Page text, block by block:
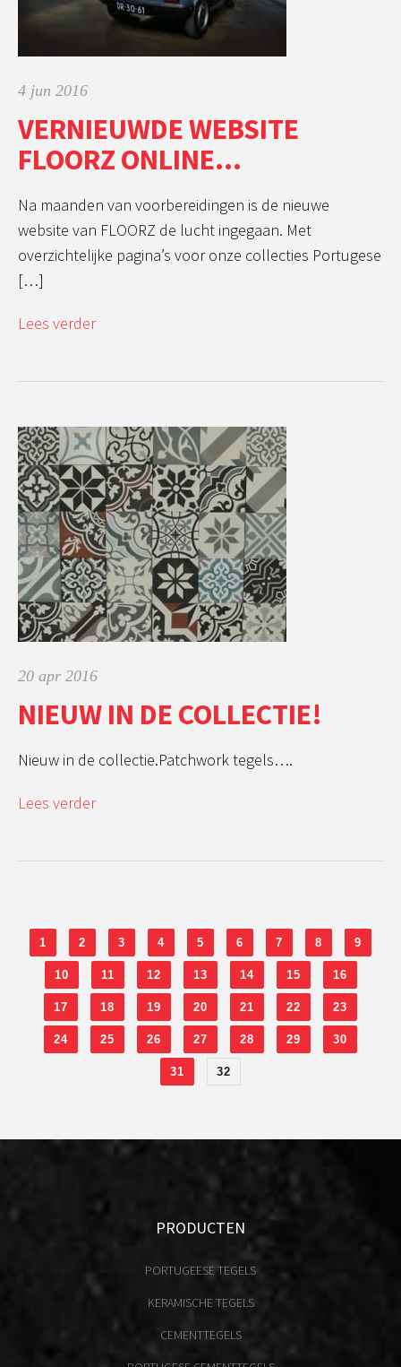
4 jun 2016
VERNIEUWDE WEBSITE
FLOORZ ONLINE…
Na maanden van voorbereidingen is de nieuwe
website van FLOORZ de lucht ingegaan. Met
overzichtelijke pagina’s voor onze collecties Portugese
[…]
Lees verder
20 apr 2016
NIEUW IN DE COLLECTIE!
Nieuw in de collectie.Patchwork tegels….
Lees verder
1 2 3 4 5 6 7 8 9
10 11 12 13 14 15 16
17 18 19 20 21 22 23
24 25 26 27 28 29 30
31 32
PRODUCTEN
PORTUGEESE TEGELS
KERAMISCHE TEGELS
CEMENTTEGELS